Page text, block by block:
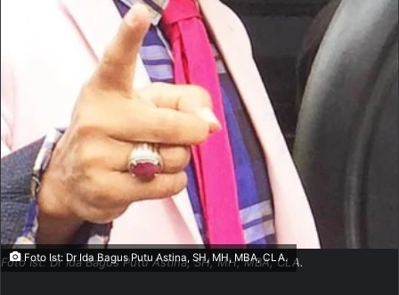
Foto Ist: Dr Ida Bagus Putu Astina, SH, MH, MBA, CLA.
Foto Ist: Dr Ida Bagus Putu Astina, SH, MH, MBA, CLA.